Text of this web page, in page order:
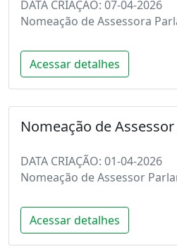
DATA CRIAÇÃO: 07-04-2026
Nomeação de Assessora
Acessar detalhes
Nomeação de
DATA CRIAÇÃO: 01-04-2026
Nomeação de Assessor
Acessar detalhes